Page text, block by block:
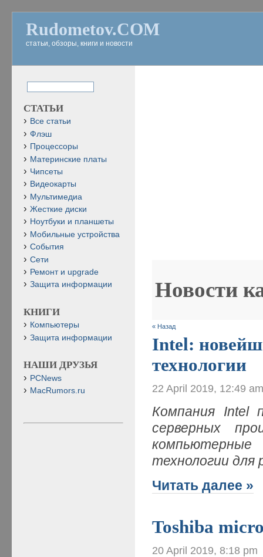
Rudometov.COM
статьи, обзоры, книги и новости
Новости
« Назад
Intel:
технологии
22 April 2019, 12:49
Компания Intel
серверных
технологии
Читать далее »
Toshiba
20 April 2019, 8:18 pm
СТАТЬИ
Все статьи
Флэш
Процессоры
Материнские платы
Чипсеты
Видеокарты
Мультимедиа
Жесткие диски
Ноутбуки и планшеты
Мобильные устройства
События
Сети
Ремонт и upgrade
Защита информации
КНИГИ
Компьютеры
Защита информации
НАШИ ДРУЗЬЯ
PCNews
MacRumors.ru